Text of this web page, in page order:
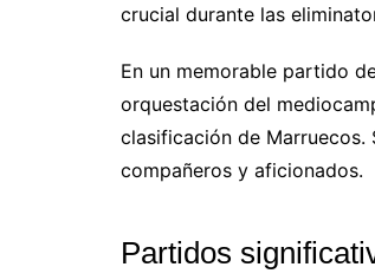
crucial durante las
En un memorable partido
orquestación del
clasificación de
compañeros y aficionados.
Partidos